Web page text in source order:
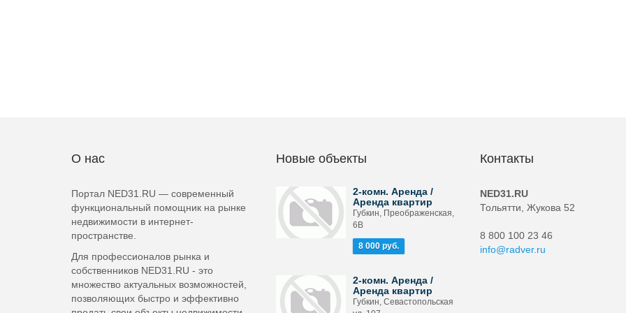
О нас
Портал NED31.RU — современный
функциональный помощник на рынке
недвижимости в интернет-
пространстве.
Для профессионалов рынка и
собственников NED31.RU - это
множество актуальных возможностей,
позволяющих быстро и эффективно
Новые объекты
2-комн. Аренда /
Аренда квартир
Губкин, Преображенская,
6В
8 000 руб.
2-комн. Аренда /
Аренда квартир
Губкин, Севастопольская
Контакты
NED31.RU
Тольятти, Жукова 52
8 800 100 23 46
info@radver.ru